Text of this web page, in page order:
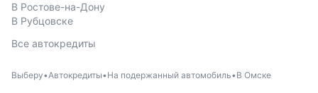
В Ростове-на-Дону
В Рубцовске
Все автокредиты
Выберу Автокредиты На подержанный автомобиль В Омске